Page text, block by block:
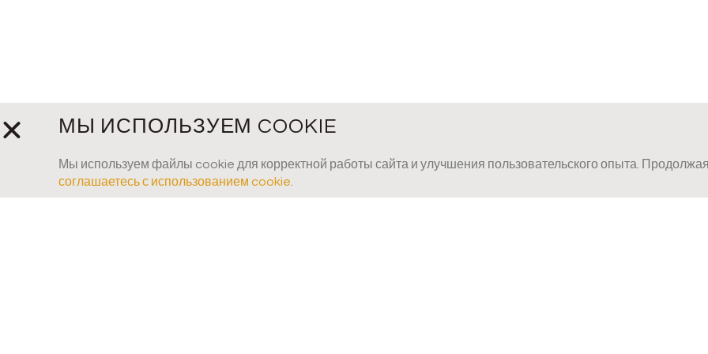
МЫ ИСПОЛЬЗУЕМ COOKIE
Мы используем файлы cookie для корректной работы сайта и улучшения пользовательского опыта.
соглашаетесь с использованием cookie